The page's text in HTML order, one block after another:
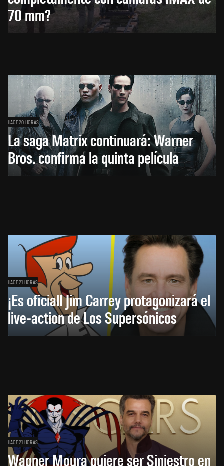
70 mm?
HACE 20 HORAS
La saga Matrix continuará: Warner
Bros. confirma la quinta película
HACE 21 HORAS
¡Es oficial! Jim Carrey protagonizará el
live-action de Los Supersónicos
HACE 21 HORAS
Wagner Moura quiere ser Siniestro en